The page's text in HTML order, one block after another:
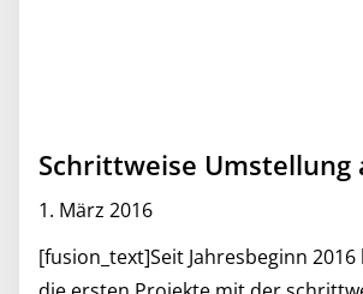
Schrittweise Umstellung
1. März 2016
[fusion_text]Seit Jahresbeginn